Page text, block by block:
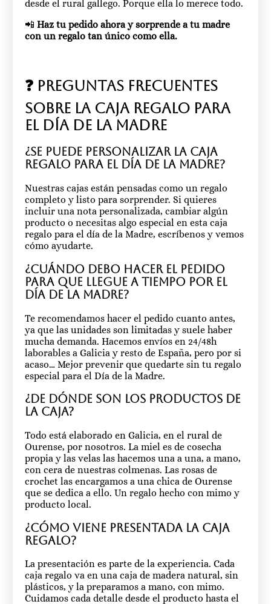
desde el rural gallego. Porque ella lo merece todo.
📲 Haz tu pedido ahora y sorprende a tu madre
con un regalo tan único como ella.
❓ Preguntas frecuentes
sobre la caja regalo para
el Día de la Madre
¿Se puede personalizar la caja
regalo para el Día de la Madre?
Nuestras cajas están pensadas como un regalo
completo y listo para sorprender. Si quieres
incluir una nota personalizada, cambiar algún
producto o necesitas algo especial en esta caja
regalo para el día de la Madre, escríbenos y vemos
cómo ayudarte.
¿Cuándo debo hacer el pedido
para que llegue a tiempo por el
Día de la Madre?
Te recomendamos hacer el pedido cuanto antes,
ya que las unidades son limitadas y suele haber
mucha demanda. Hacemos envíos en 24/48h
laborables a Galicia y resto de España, pero por si
acaso… Mejor prevenir que quedarte sin tu regalo
especial para el Día de la Madre.
¿De dónde son los productos de
la caja?
Todo está elaborado en Galicia, en el rural de
Ourense, por nosotros. La miel es de cosecha
propia y las velas las hacemos una a una, a mano,
con cera de nuestras colmenas. Las rosas de
crochet las encargamos a una chica de Ourense
que se dedica a ello. Un regalo hecho con mimo y
producto local.
¿Cómo viene presentada la caja
regalo?
La presentación es parte de la experiencia. Cada
caja regalo va en una caja de madera natural, sin
plásticos, y la preparamos a mano, con mimo.
Cuidamos cada detalle desde el producto hasta el